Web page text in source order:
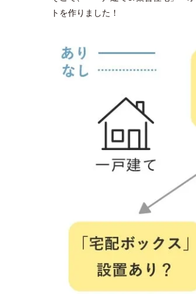
トを作りました！